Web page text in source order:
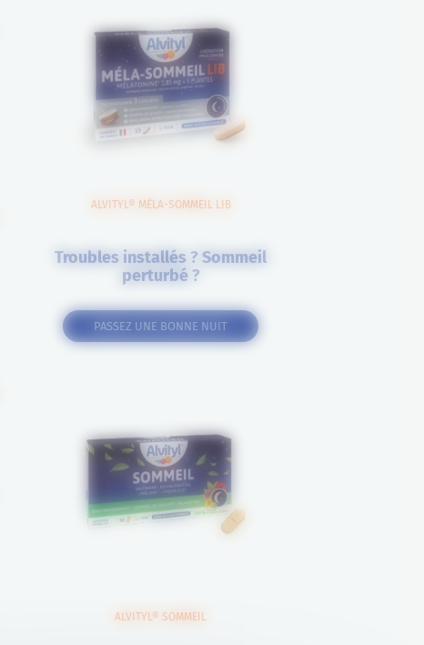
ALVITYL® MÉLA-SOMMEIL LIB
Troubles installés ? Sommeil
perturbé ?
PASSEZ UNE BONNE NUIT
ALVITYL® SOMMEIL